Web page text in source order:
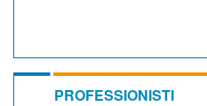
PROFESSIONISTI